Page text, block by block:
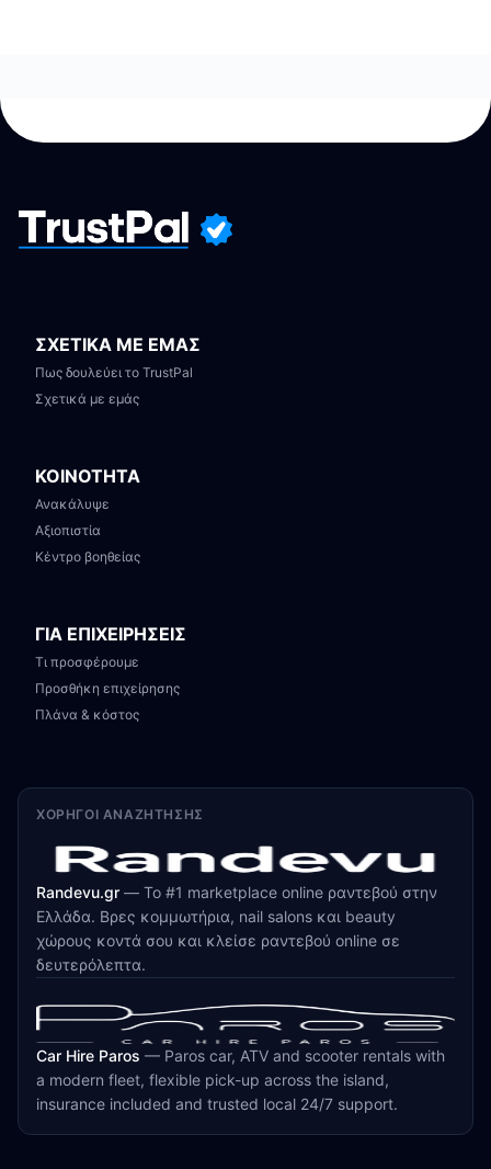
ΣΧΕΤΙΚΑ ΜΕ ΕΜΑΣ
Πως δουλεύει το TrustPal
Σχετικά με εμάς
ΚΟΙΝΟΤΗΤΑ
Ανακάλυψε
Αξιοπιστία
Κέντρο βοηθείας
ΓΙΑ ΕΠΙΧΕΙΡΗΣΕΙΣ
Τι προσφέρουμε
Προσθήκη επιχείρησης
Πλάνα & κόστος
ΧΟΡΗΓΟΊ ΑΝΑΖΉΤΗΣΗΣ
Randevu.gr — Το #1 marketplace online ραντεβού στην
Ελλάδα. Βρες κομμωτήρια, nail salons και beauty
χώρους κοντά σου και κλείσε ραντεβού online σε
δευτερόλεπτα.
Car Hire Paros — Paros car, ATV and scooter rentals with
a modern fleet, flexible pick-up across the island,
insurance included and trusted local 24/7 support.